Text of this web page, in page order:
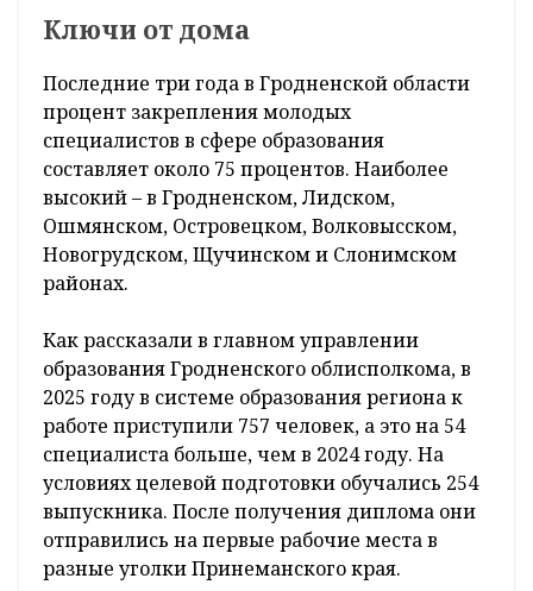
Ключи от дома
Последние три года в Гродненской области
процент закрепления молодых
специалистов в сфере образования
составляет около 75 процентов. Наиболее
высокий – в Гродненском, Лидском,
Ошмянском, Островецком, Волковысском,
Новогрудском, Щучинском и Слонимском
районах.
Как рассказали в главном управлении
образования Гродненского облисполкома, в
2025 году в системе образования региона к
работе приступили 757 человек, а это на 54
специалиста больше, чем в 2024 году. На
условиях целевой подготовки обучались 254
выпускника. После получения диплома они
отправились на первые рабочие места в
разные уголки Принеманского края.